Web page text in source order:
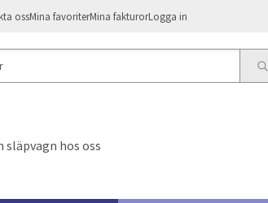
ossMina favoriterMina fakturorLogga in
släpvagn hos oss